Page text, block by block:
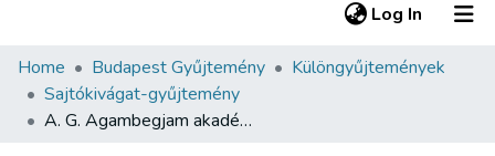
Log In (current)
Communities & Collections
All of DSpace
Home Budapest Gyűjtemény
Különgyűjtemények
Sajtókivágat-gyűjtemény
A. G. Agambegjam akadémikus előadása a Fővárosi Szabó Ervin Könyvtárban